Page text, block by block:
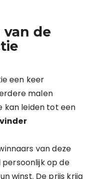
van de
een keer
malen
kan leiden tot een
van deze
op de
winst. De prijs krijg